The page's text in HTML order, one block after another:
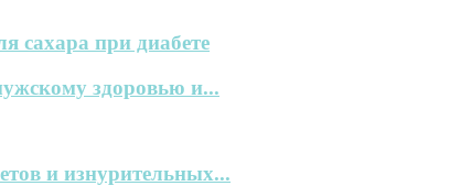
сахара при диабете
здоровью и...
и изнурительных...